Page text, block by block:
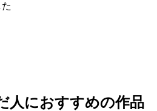
人におすすめの作品